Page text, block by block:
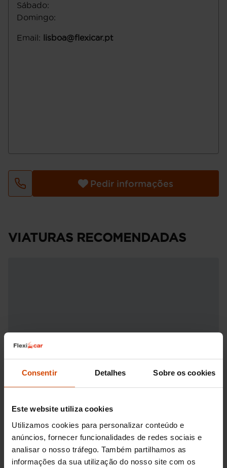
Consentir Detalhes Sobre os cookies
Este website utiliza cookies
Utilizamos cookies para personalizar conteúdo e
anúncios, fornecer funcionalidades de redes sociais e
analisar o nosso tráfego. Também partilhamos as
informações da sua utilização do nosso site com os
Sábado:
Domingo:
Email: lisboa@flexicar.pt
Pedir informações
VIATURAS RECOMENDADAS